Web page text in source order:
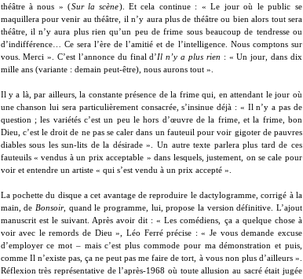
théâtre à nous » (Sur la scène). Et cela continue : « Le jour où le public se
maquillera pour venir au théâtre, il n’y aura plus de théâtre ou bien alors tout sera
théâtre, il n’y aura plus rien qu’un peu de frime sous beaucoup de tendresse ou
d’indifférence… Ce sera l’ère de l’amitié et de l’intelligence. Nous comptons sur
vous. Merci ». C’est l’annonce du final d’Il n’y a plus rien : « Un jour, dans dix
mille ans (variante : demain peut-être), nous aurons tout ».
Il y a là, par ailleurs, la constante présence de la frime qui, en attendant le jour où
une chanson lui sera particulièrement consacrée, s’insinue déjà : « Il n’y a pas de
question ; les variétés c’est un peu le hors d’œuvre de la frime, et la frime, bon
Dieu, c’est le droit de ne pas se caler dans un fauteuil pour voir gigoter de pauvres
diables sous les sun-lits de la désirade ». Un autre texte parlera plus tard de ces
fauteuils « vendus à un prix acceptable » dans lesquels, justement, on se cale pour
voir et entendre un artiste « qui s’est vendu à un prix accepté ».
La pochette du disque a cet avantage de reproduire le dactylogramme, corrigé à la
main, de Bonsoir, quand le programme, lui, propose la version définitive. L’ajout
manuscrit est le suivant. Après avoir dit : « Les comédiens, ça a quelque chose à
voir avec le remords de Dieu », Léo Ferré précise : « Je vous demande excuse
d’employer ce mot – mais c’est plus commode pour ma démonstration et puis,
comme Il n’existe pas, ça ne peut pas me faire de tort, à vous non plus d’ailleurs ».
Réflexion très représentative de l’après-1968 où toute allusion au sacré était jugée